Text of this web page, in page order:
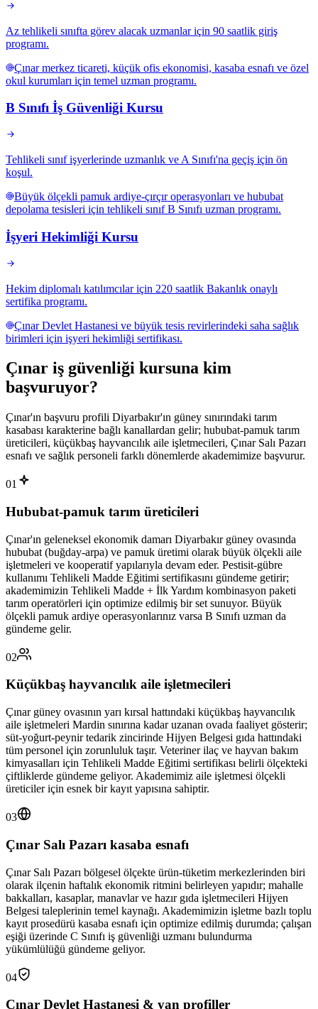
Az tehlikeli sınıfta görev alacak uzmanlar için 90 saatlik giriş
programı.
Çınar merkez ticareti, küçük ofis ekonomisi, kasaba esnafı ve özel
okul kurumları için temel uzman programı.
B Sınıfı İş Güvenliği Kursu
Tehlikeli sınıf işyerlerinde uzmanlık ve A Sınıfı'na geçiş için ön
koşul.
Büyük ölçekli pamuk ardiye-çırçır operasyonları ve hububat
depolama tesisleri için tehlikeli sınıf B Sınıfı uzman programı.
İşyeri Hekimliği Kursu
Hekim diplomalı katılımcılar için 220 saatlik Bakanlık onaylı
sertifika programı.
Çınar Devlet Hastanesi ve büyük tesis revirlerindeki saha sağlık
birimleri için işyeri hekimliği sertifikası.
Çınar iş güvenliği kursuna kim
başvuruyor?
Çınar'ın başvuru profili Diyarbakır'ın güney sınırındaki tarım
kasabası karakterine bağlı kanallardan gelir; hububat-pamuk tarım
üreticileri, küçükbaş hayvancılık aile işletmecileri, Çınar Salı Pazarı
esnafı ve sağlık personeli farklı dönemlerde akademimize başvurur.
01
Hububat-pamuk tarım üreticileri
Çınar'ın geleneksel ekonomik damarı Diyarbakır güney ovasında
hububat (buğday-arpa) ve pamuk üretimi olarak büyük ölçekli aile
işletmeleri ve kooperatif yapılarıyla devam eder. Pestisit-gübre
kullanımı Tehlikeli Madde Eğitimi sertifikasını gündeme getirir;
akademimizin Tehlikeli Madde + İlk Yardım kombinasyon paketi
tarım operatörleri için optimize edilmiş bir set sunuyor. Büyük
ölçekli pamuk ardiye operasyonlarınız varsa B Sınıfı uzman da
gündeme gelir.
02
Küçükbaş hayvancılık aile işletmecileri
Çınar güney ovasının yarı kırsal hattındaki küçükbaş hayvancılık
aile işletmeleri Mardin sınırına kadar uzanan ovada faaliyet gösterir;
süt-yoğurt-peynir tedarik zincirinde Hijyen Belgesi gıda hattındaki
tüm personel için zorunluluk taşır. Veteriner ilaç ve hayvan bakım
kimyasalları için Tehlikeli Madde Eğitimi sertifikası belirli ölçekteki
çiftliklerde gündeme geliyor. Akademimiz aile işletmesi ölçekli
üreticiler için esnek bir kayıt yapısına sahiptir.
03
Çınar Salı Pazarı kasaba esnafı
Çınar Salı Pazarı bölgesel ölçekte ürün-tüketim merkezlerinden biri
olarak ilçenin haftalık ekonomik ritmini belirleyen yapıdır; mahalle
bakkalları, kasaplar, manavlar ve hazır gıda işletmecileri Hijyen
Belgesi taleplerinin temel kaynağı. Akademimizin işletme bazlı toplu
kayıt prosedürü kasaba esnafı için optimize edilmiş durumda; çalışan
eşiği üzerinde C Sınıfı iş güvenliği uzmanı bulundurma
yükümlülüğü gündeme geliyor.
04
Çınar Devlet Hastanesi & yan profiller